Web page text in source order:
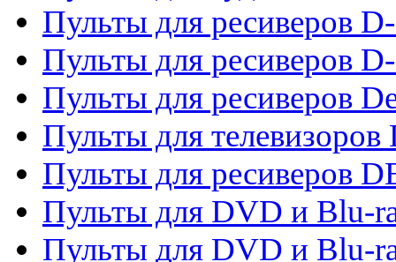
Пульты для ресиверов
Пульты для ресиверов
Пульты для ресиверов
Пульты для телевизоров
Пульты для ресиверов
Пульты для DVD и Blu-
Пульты для DVD и Blu-